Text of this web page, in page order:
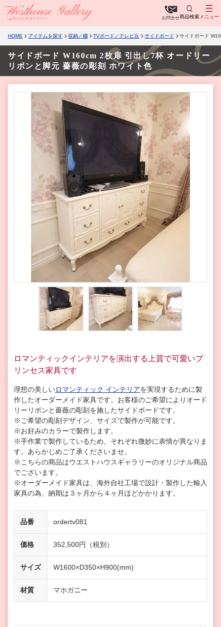
お問合せ商品検索 メニュー
HOME アイテムを探す 収納／棚 TVボード／テレビ台 サイドボード サイドボード
サイドボード W160cm 2枚扉 引出し7杯 オードリー
リボンと脚元 薔薇の彫刻 ホワイト色
ロマンティックインテリアを演出する上質で可愛いプ
リンセス家具です
理想の美しいロマンティック インテリアを実現するために製
作したオーダーメイド家具です。お客様のご希望によりオード
リーリボンと薔薇の彫刻を施したサイドボードです。
※ご希望の彫刻デザイン、サイズで製作が可能です。
※お好みのカラーで製作します。
※手作業で製作しているため、それぞれ微妙に表情が異なりま
す。あらかじめご了承くださいませ。
※こちらの商品はウエストハウスギャラリーのオリジナル商品
でございます。
※オーダーメイド家具は、海外自社工場で設計・製作した輸入
家具の為、納期は３ヶ月から４ヶ月ほどかかります。
品番 ordertv081
価格 352,500円（税別）
サイズ W1600×D350×H900(mm)
材質 マホガニー